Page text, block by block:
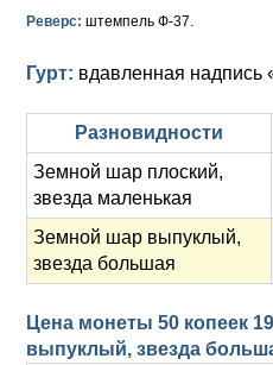
Памятные и донативные
Сибирские монеты
Таврические монеты
Для Пруссии
Ливонезы
Альбертусталер
Петр I (1682-1725)
Золото
Серебро
Для Речи Посполитой
Реверс: штемпель Ф-37.
Гурт: вдавленная надпись
Разновидности
Земной шар плоский,
звезда маленькая
Земной шар выпуклый,
звезда большая
Цена монеты 50 копеек
выпуклый, звезда